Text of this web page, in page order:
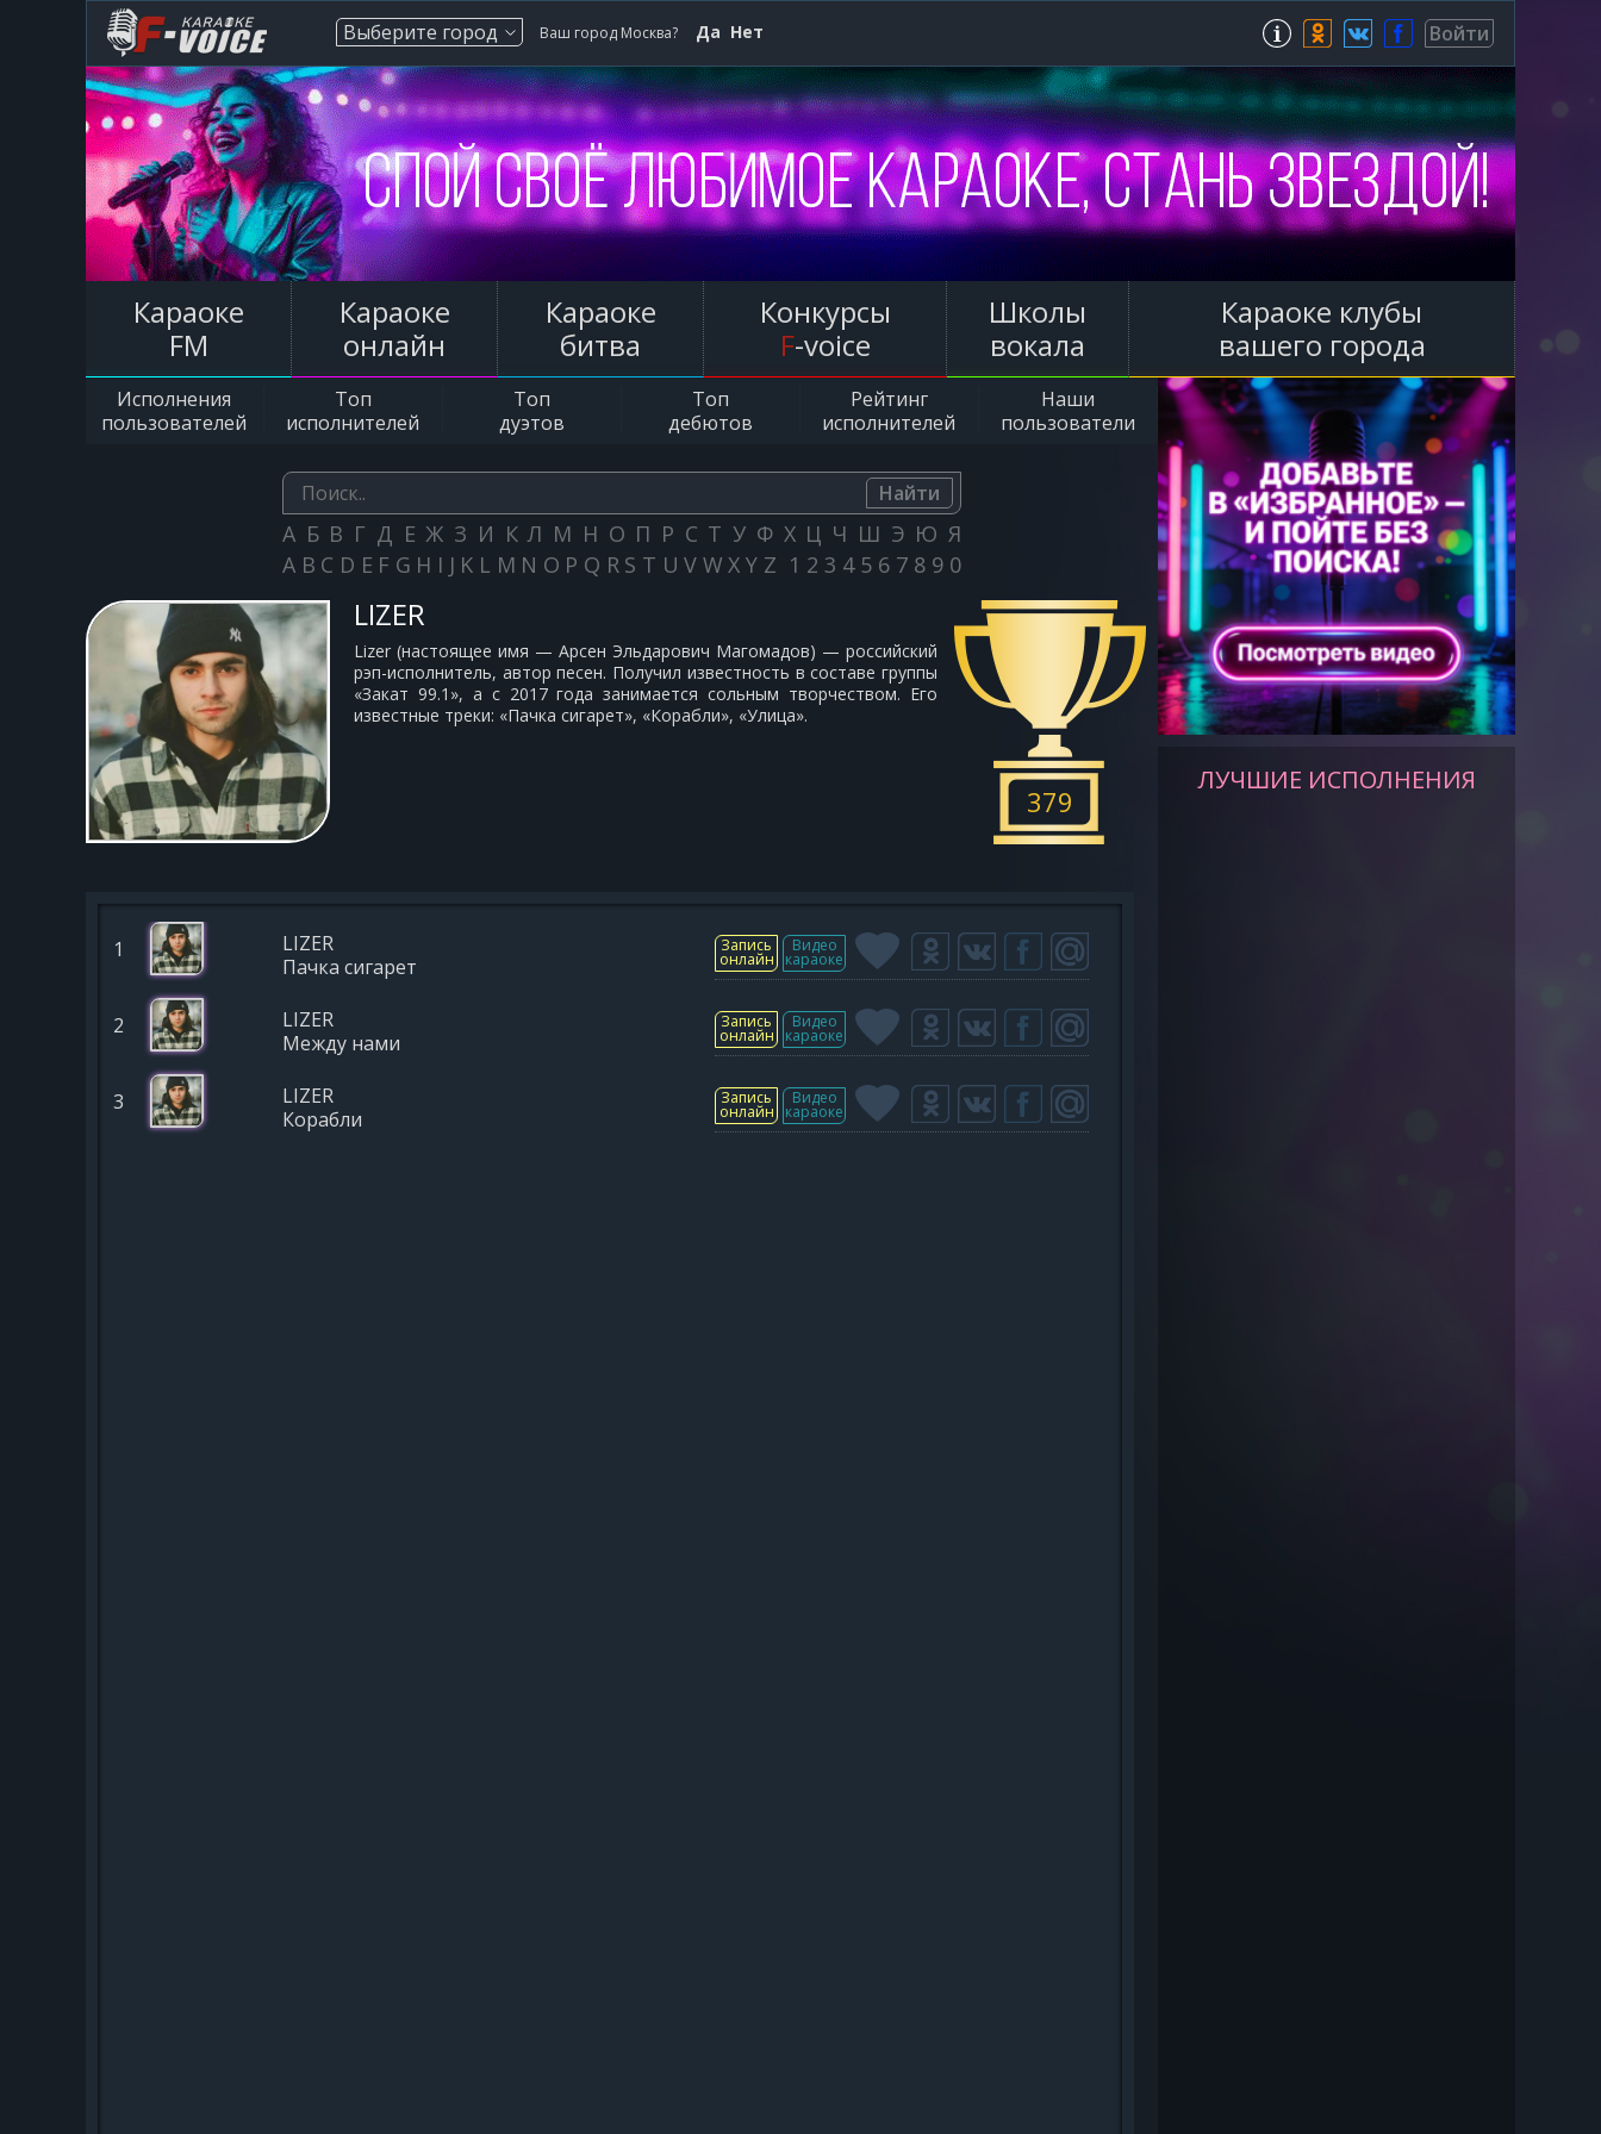
Зарегистрироваться
Выберите город Ваш город Москва? Да Нет Войти
Караоке
FM
Караоке
онлайн
Караоке
битва
Конкурсы
F-voice
Школы
вокала
Караоке клубы
вашего города
Исполнения
пользователей
Топ
исполнителей
Топ
дуэтов
Топ
дебютов
Рейтинг
исполнителей
Наши
пользователи
Найти
А Б В Г Д Е Ж З И К Л М Н О П Р С Т У Ф Х Ц Ч Ш Э Ю Я
A B C D E F G H I J K L M N O P Q R S T U V W X Y Z 1 2 3 4 5 6 7 8 9 0
LIZER
Lizer (настоящее имя — Арсен Эльдарович Магомадов) — российский
рэп-исполнитель, автор песен. Получил известность в составе группы
«Закат 99.1», а с 2017 года занимается сольным творчеством. Его
известные треки: «Пачка сигарет», «Корабли», «Улица».
379
1
LIZER
Пачка сигарет
2
LIZER
Между нами
3
LIZER
Корабли
ЛУЧШИЕ ИСПОЛНЕНИЯ